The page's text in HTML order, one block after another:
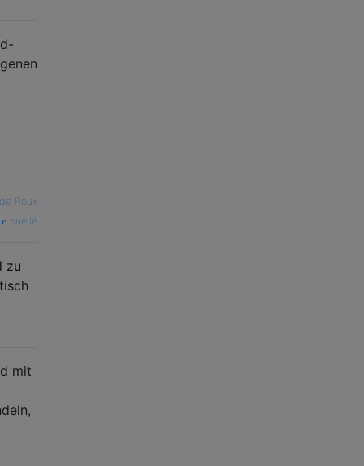
Roux
quelle
zu
mit